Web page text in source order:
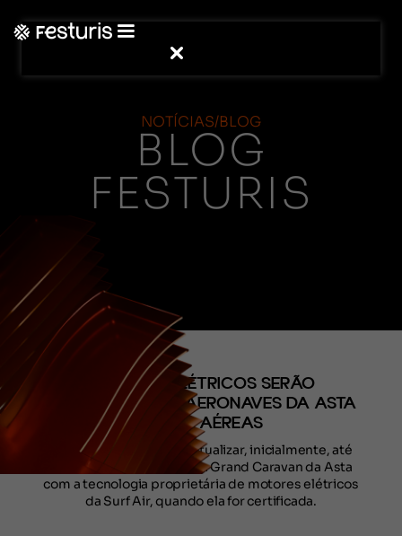
NOTÍCIAS/BLOG
BLOG
FESTURIS
(CONTEÚDO)
MOTORES ELÉTRICOS SERÃO
COLOCADOS EM AERONAVES DA ASTA
LINHAS AÉREAS
O objetivo do acordo é atualizar, inicialmente, até
quatro aeronaves Cessna Grand Caravan da Asta
com a tecnologia proprietária de motores elétricos
da Surf Air, quando ela for certificada.